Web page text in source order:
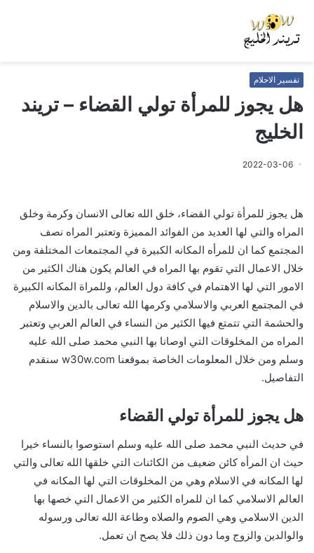
تفسير الاحلام
هل يجوز للمرأة تولي القضاء – تريند
الخليج
2022-03-06
هل يجوز للمرأة تولي القضاء، خلق الله تعالى الانسان وكرمة وخلق
المراه والتي لها العديد من الفوائد المميزة وتعتبر المراه نصف
المجتمع كما ان للمرأه المكانه الكبيرة في المجتمعات المختلفة ومن
خلال الاعمال التي تقوم بها المراه في العالم يكون هناك الكثير من
الامور التي لها الاهتمام في كافة دول العالم، وللمراة المكانه الكبيرة
في المجتمع العربي والاسلامي وكرمها الله تعالى بالدين والاسلام
والحشمة التي تتمتع فيها الكثير من النساء في العالم العربي وتعتبر
المراه من المخلوقات التي اوصانا بها النبي محمد صلى الله عليه
وسلم ومن خلال المعلومات الخاصة بموقعنا w30w.com سنقدم
التفاصيل.
هل يجوز للمرأة تولي القضاء
في حديث النبي محمد صلى الله عليه وسلم استوصوا بالنساء خيرا
حيث ان المرأه كائن ضعيف من الكائنات التي خلقها الله تعالى والتي
لها المكانه في الاسلام وهي من المخلوقات التي لها المكانه في
العالم الاسلامي كما ان للمراه الكثير من الاعمال التي خصها بها
الدين الاسلامي وهي الصوم والصلاه وطاعة الله تعالى ورسوله
والوالدين والزوج وما دون ذلك فلا يصح ان تعمل.